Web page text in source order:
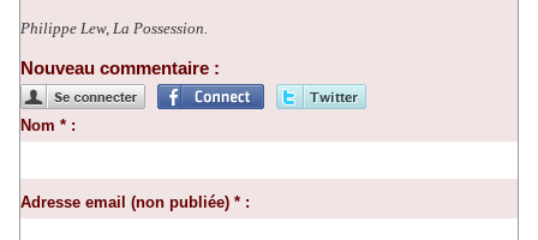
Philippe Lew, La Possession.
Nouveau commentaire :
Nom * :
Adresse email (non publiée) * :